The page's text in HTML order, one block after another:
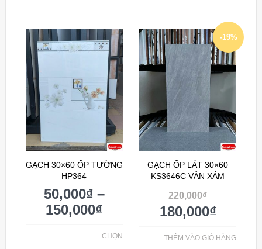
GẠCH 30×60 ỐP TƯỜNG
HP364
50,000₫ –
150,000₫
CHỌN
-19%
GẠCH ỐP LÁT 30×60
KS3646C VÂN XÁM
220,000₫
180,000₫
THÊM VÀO GIỎ HÀNG